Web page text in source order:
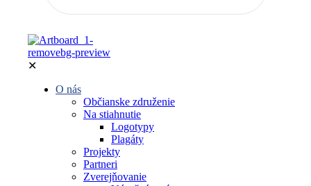
✕
O nás
Občianske združenie
Na stiahnutie
Logotypy
Plagáty
Projekty
Partneri
Zverejňovanie